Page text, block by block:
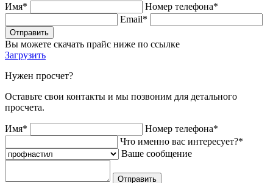
Имя*
Номер телефона*
Email*
Отправить
Вы можете скачать прайс ниже по ссылке
Загрузить
Нужен просчет?
Оставьте свои контакты и мы позвоним для детального
просчета.
Имя*
Номер телефона*
Что именно вас интересует?*
Ваше сообщение
Отправить